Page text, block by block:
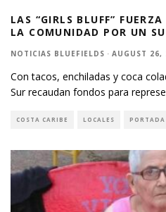
LAS “GIRLS BLUFF”
LA COMUNIDAD POR UN
NOTICIAS BLUEFIELDS · AUGUST 26,
Con tacos, enchiladas y coca
Sur recaudan fondos para
COSTA CARIBE LOCALES PORTADA